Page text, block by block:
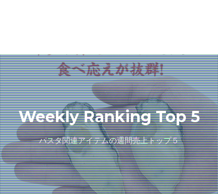
Weekly Ranking Top 5
パスタ関連アイテムの週間売上トップ５